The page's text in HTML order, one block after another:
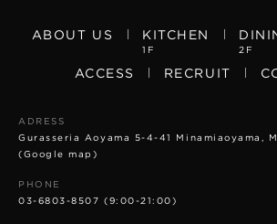
ABOUT US KITCHEN
1F 2F
ACCESS RECRUIT
ADRESS
Gurasseria Aoyama 5-4-41 Minamiaoyama,
(Google map)
PHONE
03-6803-8507 (9:00-21:00)